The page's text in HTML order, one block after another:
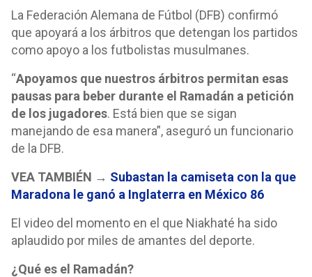
La Federación Alemana de Fútbol (DFB) confirmó
que apoyará a los árbitros que detengan los partidos
como apoyo a los futbolistas musulmanes.
“Apoyamos que nuestros árbitros permitan esas
pausas para beber durante el Ramadán a petición
de los jugadores. Está bien que se sigan
manejando de esa manera”, aseguró un funcionario
de la DFB.
VEA TAMBIÉN → Subastan la camiseta con la que
Maradona le ganó a Inglaterra en México 86
El video del momento en el que Niakhaté ha sido
aplaudido por miles de amantes del deporte.
¿Qué es el Ramadán?